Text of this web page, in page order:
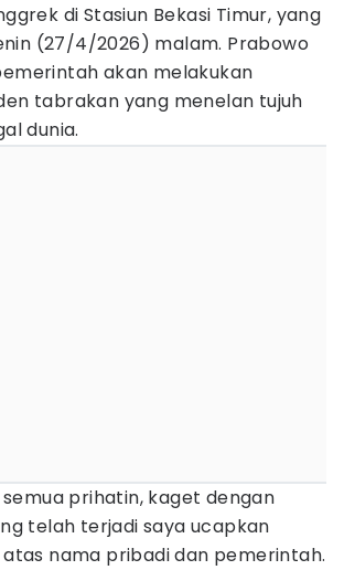
di Stasiun Bekasi Timur, yang
(27/4/2026) malam. Prabowo
akan melakukan
tabrakan yang menelan tujuh
dunia.
prihatin, kaget dengan
telah terjadi saya ucapkan
nama pribadi dan pemerintah.